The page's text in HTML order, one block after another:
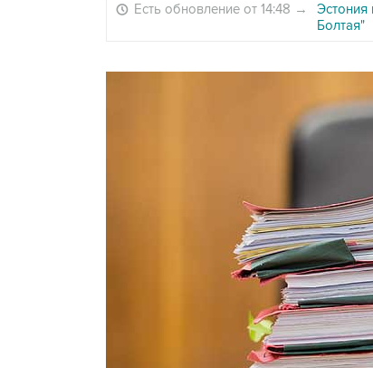
Есть обновление от 14:48 →
Болтая"